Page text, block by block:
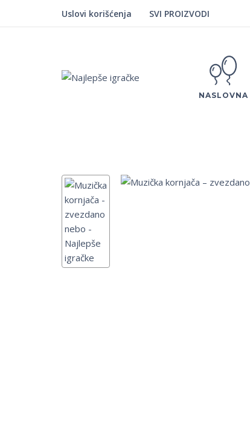
Uslovi korišćenja SVI PROIZVODI
NASLOVNA